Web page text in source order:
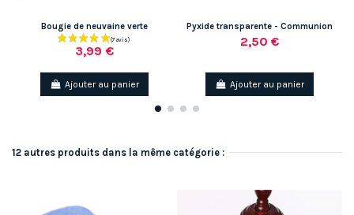
Bougie de neuvaine verte
3,99 €
Ajouter au panier
Pyxide transparente - Communion
2,50 €
Ajouter au panier
12 autres produits dans la même catégorie :